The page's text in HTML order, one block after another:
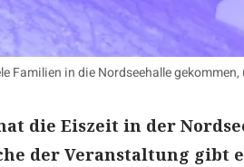
Familien in die Nordseehalle
die Eiszeit in der
der Veranstaltung gibt